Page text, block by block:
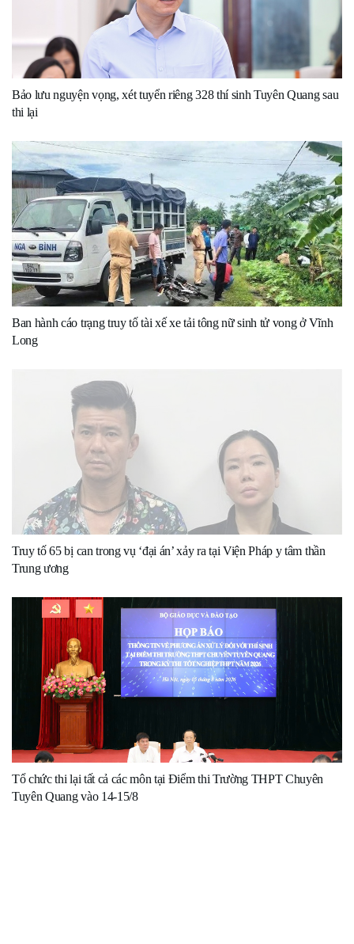
Bảo lưu nguyện vọng, xét tuyển riêng 328 thí sinh Tuyên Quang sau
thi lại
Ban hành cáo trạng truy tố tài xế xe tải tông nữ sinh tử vong ở Vĩnh
Long
Truy tố 65 bị can trong vụ ‘đại án’ xảy ra tại Viện Pháp y tâm thần
Trung ương
Tổ chức thi lại tất cả các môn tại Điểm thi Trường THPT Chuyên
Tuyên Quang vào 14-15/8